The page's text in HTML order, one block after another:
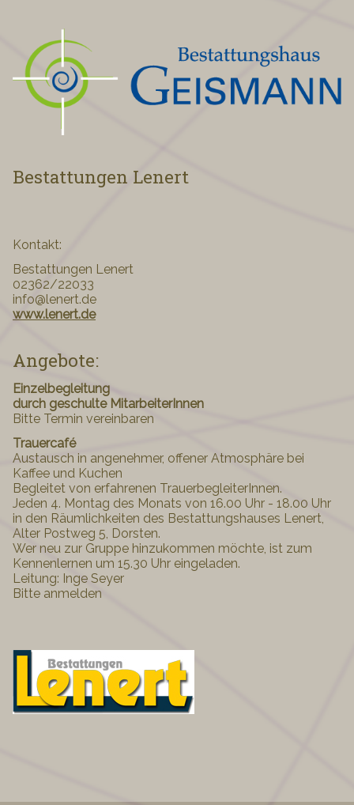
Bestattungen Lenert
Kontakt:
Bestattungen Lenert
02362/22033
info@lenert.de
www.lenert.de
Angebote:
Einzelbegleitung
durch geschulte MitarbeiterInnen
Bitte Termin vereinbaren
Trauercafé
Austausch in angenehmer, offener Atmosphäre bei
Kaffee und Kuchen
Begleitet von erfahrenen TrauerbegleiterInnen.
Jeden 4. Montag des Monats von 16.00 Uhr - 18.00 Uhr
in den Räumlichkeiten des Bestattungshauses Lenert,
Alter Postweg 5, Dorsten.
Wer neu zur Gruppe hinzukommen möchte, ist zum
Kennenlernen um 15.30 Uhr eingeladen.
Leitung: Inge Seyer
Bitte anmelden